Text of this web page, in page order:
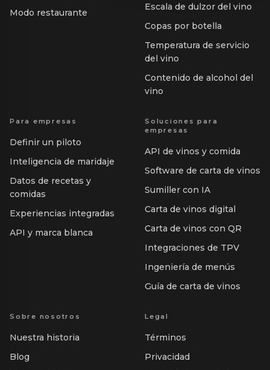
Modo restaurante
Escala de dulzor del vino
Copas por botella
Temperatura de servicio
del vino
Contenido de alcohol del
vino
Para empresas
Definir un piloto
Inteligencia de maridaje
Datos de recetas y
comidas
Experiencias integradas
API y marca blanca
Soluciones para
empresas
API de vinos y comida
Software de carta de vinos
Sumiller con IA
Carta de vinos digital
Carta de vinos con QR
Integraciones de TPV
Ingeniería de menús
Guía de carta de vinos
Sobre nosotros
Nuestra historia
Blog
Legal
Términos
Privacidad